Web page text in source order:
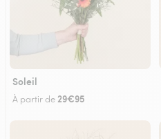
Soleil
À partir de29€95